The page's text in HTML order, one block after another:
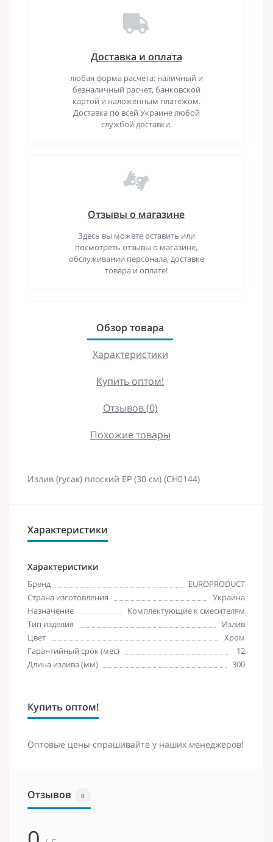
Доставка и оплата
любая форма расчёта: наличный и
безналичный расчет, банковской
картой и наложенным платежом.
Доставка по всей Украине любой
службой доставки.
Отзывы о магазине
Здесь вы можете оставить или
посмотреть отзывы о магазине,
обслуживании персонала, доставке
товара и оплате!
Обзор товара
Характеристики
Купить оптом!
Отзывов (0)
Похожие товары
Излив (гусак) плоский EP (30 см) (CH0144)
Характеристики
Характеристики
Бренд
EUROPRODUCT
Страна изготовления
Украина
Назначение
Комплектующие к смесителям
Тип изделия
Излив
Цвет
Хром
Гарантийный срок (мес)
12
Длина излива (мм)
300
Купить оптом!
Оптовые цены спрашивайте у наших менеджеров!
Отзывов 0